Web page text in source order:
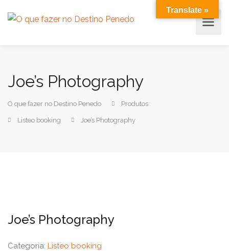
Joe’s Photography
O que fazer no Destino Penedo Produtos
Listeo booking Joe’s Photography
Joe’s Photography
Categoria: Listeo booking
Translate »